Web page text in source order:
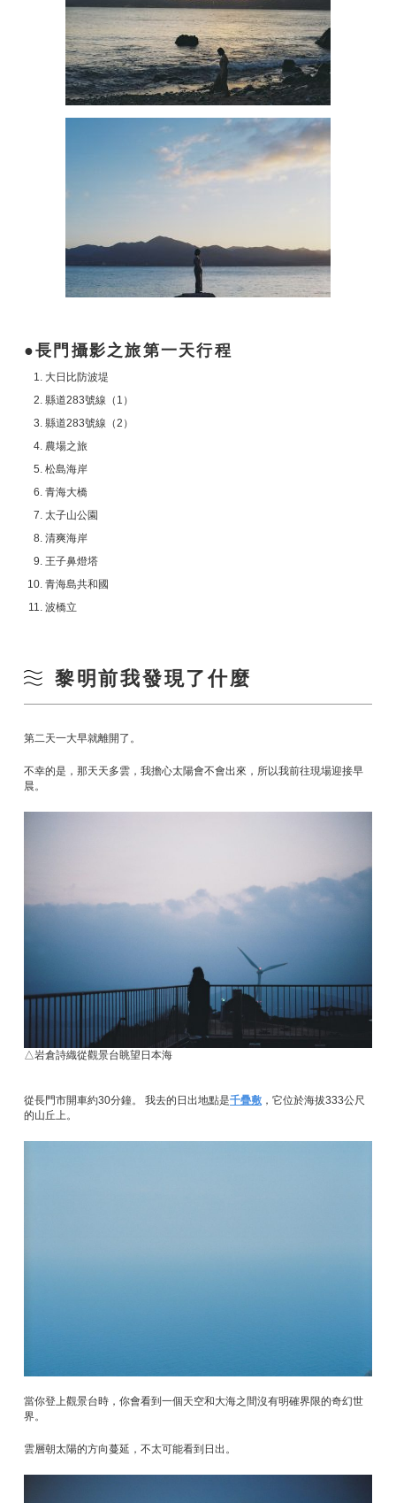
長門攝影之旅第一天行程
大日比防波堤
縣道283號線（1）
縣道283號線（2）
農場之旅
松島海岸
青海大橋
太子山公園
清爽海岸
王子鼻燈塔
青海島共和國
波橋立
黎明前我發現了什麼
第二天一大早就離開了。
不幸的是，那天天多雲，我擔心太陽會不會出來，所以我前往現場迎接早
晨。
△岩倉詩織從觀景台眺望日本海
從長門市開車約30分鐘。 我去的日出地點是千疊敷，它位於海拔333公尺
的山丘上。
當你登上觀景台時，你會看到一個天空和大海之間沒有明確界限的奇幻世
界。
雲層朝太陽的方向蔓延，不太可能看到日出。